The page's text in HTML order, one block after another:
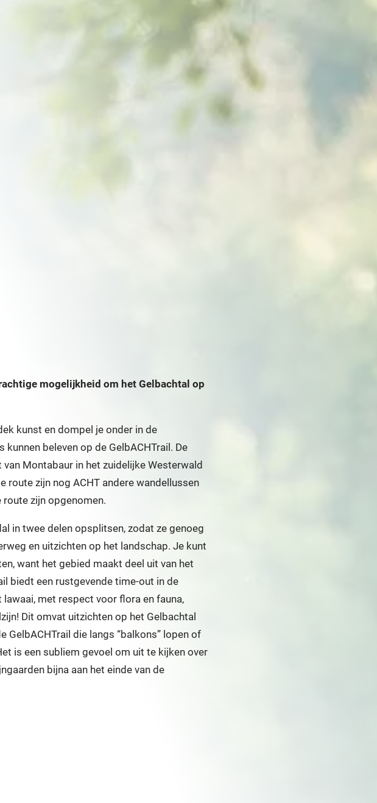
mogelijkheid om het Gelbachtal op
kunst en dompel je onder in de
beleven op de GelbACHTrail. De
Montabaur in het zuidelijke Westerwald
route zijn nog ACHT andere wandellussen
route zijn opgenomen.
in twee delen opsplitsen, zodat ze genoeg
en uitzichten op het landschap. Je kunt
want het gebied maakt deel uit van het
biedt een rustgevende time-out in de
lawaai, met respect voor flora en fauna,
Dit omvat uitzichten op het Gelbachtal
GelbACHTrail die langs “balkons” lopen of
is een subliem gevoel om uit te kijken over
bijna aan het einde van de